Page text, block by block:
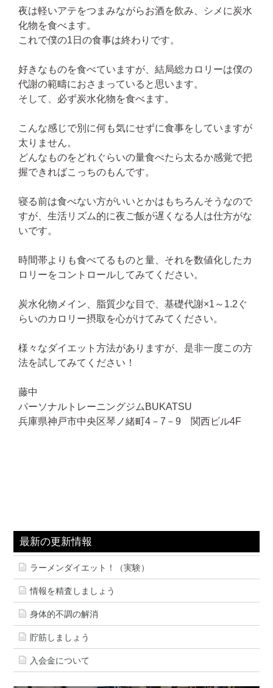
夜は軽いアテをつまみながらお酒を飲み、シメに炭水
化物を食べます。
これで僕の1日の食事は終わりです。
好きなものを食べていますが、結局総カロリーは僕の
代謝の範疇におさまっていると思います。
そして、必ず炭水化物を食べます。
こんな感じで別に何も気にせずに食事をしていますが
太りません。
どんなものをどれぐらいの量食べたら太るか感覚で把
握できればこっちのもんです。
寝る前は食べない方がいいとかはもちろんそうなので
すが、生活リズム的に夜ご飯が遅くなる人は仕方がな
いです。
時間帯よりも食べてるものと量、それを数値化したカ
ロリーをコントロールしてみてください。
炭水化物メイン、脂質少な目で、基礎代謝×1～1.2ぐ
らいのカロリー摂取を心がけてみてください。
様々なダイエット方法がありますが、是非一度この方
法を試してみてください！
藤中
パーソナルトレーニングジムBUKATSU
兵庫県神戸市中央区琴ノ緒町4－7－9 関西ビル4F
最新の更新情報
ラーメンダイエット！（実験）
情報を精査しましょう
身体的不調の解消
貯筋しましょう
入会金について